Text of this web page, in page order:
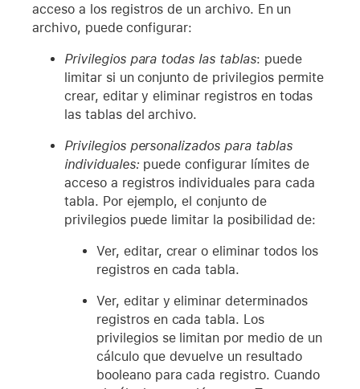
acceso a los registros de un archivo. En un
archivo, puede configurar:
Privilegios para todas las tablas: puede
limitar si un conjunto de privilegios permite
crear, editar y eliminar registros en todas
las tablas del archivo.
Privilegios personalizados para tablas
individuales: puede configurar límites de
acceso a registros individuales para cada
tabla. Por ejemplo, el conjunto de
privilegios puede limitar la posibilidad de:
Ver, editar, crear o eliminar todos los
registros en cada tabla.
Ver, editar y eliminar determinados
registros en cada tabla. Los
privilegios se limitan por medio de un
cálculo que devuelve un resultado
booleano para cada registro. Cuando